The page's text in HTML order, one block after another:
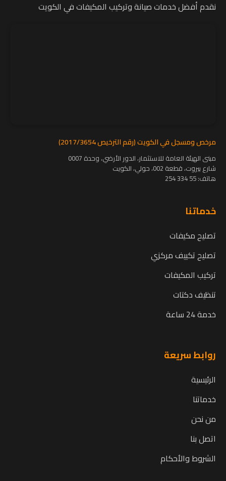
نقدم أفضل خدمات صيانة وتركيب المكيفات في الكويت
مرخص ومسجل في الكويت (رقم الترخيص 2017/3654)
مبنى الهيئة العامة للاستثمار، الدور الأرضي، وحدة 0007
شارع بيروت، قطعة 002، حولي، الكويت
هاتف:55 334 254
خدماتنا
تصليح مكيفات
تصليح تكييف مركزي
تركيب المكيفات
تنظيف دكتات
خدمة 24 ساعة
روابط سريعة
الرئيسية
خدماتنا
من نحن
اتصل بنا
الشروط والأحكام